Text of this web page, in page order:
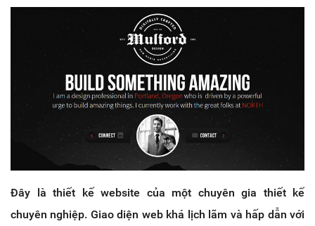
Đây là thiết kế website của một chuyên gia thiết kế
chuyên nghiệp. Giao diện web khá lịch lãm và hấp dẫn với